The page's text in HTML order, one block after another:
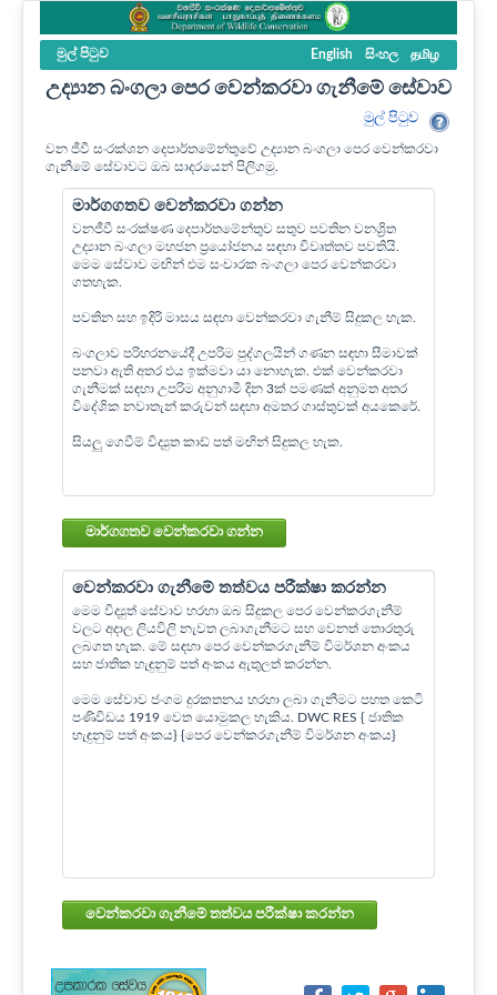
මුල් පි‍ටුව English සිංහල தமிழ
උද්‍යාන බංගලා පෙර වෙන්කරවා ගැනීමේ සේවාව
මුල් පි‍ටුව
වන ජීවී සංරක්ශන දෙපාර්තමේන්තුවේ උද්‍යාන බංගලා පෙර වෙන්කරවා
ගැනීමේ සේවාවට ඔබ සාදරයෙන් පිලිගමු.
මාර්ගගතව වෙන්කරවා ගන්න
වනජීවී සංරක්ෂණ දෙපාර්තමේන්තුව සතුව පවතින වනශ්‍රිත
උද්‍යාන බංගලා මහජන ප්‍රයෝජනය සඳහා විවෘත්තව පවතියි.
මෙම සේවාව මඟින් එම සංචාරක බංගලා පෙර වෙන්කරවා
ගතහැක.
පවතින සහ ඉදිරි මාසය සඳහා වෙන්කරවා ගැනීම් සිදුකල හැක.
බංගලාව පරිහරනයේදී උපරිම පුද්ගලයින් ගණන සඳහා සීමාවක්
පනවා ඇති අතර එය ඉක්මවා යා නොහැක. එක් වෙන්කරවා
ගැනීමක් සඳහා උපරිම අනුගාමී දින 3ක් පමණක් අනුමත අතර
විදේශික නවාතැන් කරුවන් සඳහා අමතර ගාස්තුවක් අයකෙරේ.
සියලු ගෙවීම් විද්‍යුත කාඩ් පත් මඟින් සිදුකල හැක.
මාර්ගගතව වෙන්කරවා ගන්න
වෙන්කරවා ගැනීමේ තත්වය පරීක්ෂා කරන්න
මෙම විද්‍යුත් සේවාව හරහා ඔබ සිදුකල පෙර වෙන්කරගැනීම්
වලට අදාල ලියවිලි නැවත ලබාගැනීමට සහ වෙනත් තොරතුරු
ලබගත හැක. මේ සඳහා පෙර වෙන්කරගැනීම් විමර්ශන අංකය
සහ ජාතික හැඳුනුම් පත් අංකය ඇතුලත් කරන්න.
මෙම සේවාව ජංගම දුරකතනය හරහා ලබා ගැනීමට පහත කෙටි
පණිවිඩය 1919 වෙත යොමුකල හැකිය. DWC RES { ජාතික
හැඳුනුම් පත් අංකය} {පෙර වෙන්කරගැනීම් විමර්ශන අංකය}
වෙන්කරවා ගැනීමේ තත්වය පරීක්ෂා කරන්න